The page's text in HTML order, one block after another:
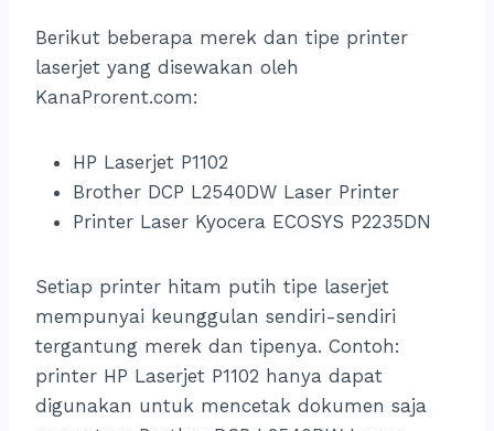
Berikut beberapa merek dan tipe printer
laserjet yang disewakan oleh
KanaProrent.com:
HP Laserjet P1102
Brother DCP L2540DW Laser Printer
Printer Laser Kyocera ECOSYS P2235DN
Setiap printer hitam putih tipe laserjet
mempunyai keunggulan sendiri-sendiri
tergantung merek dan tipenya. Contoh:
printer HP Laserjet P1102 hanya dapat
digunakan untuk mencetak dokumen saja